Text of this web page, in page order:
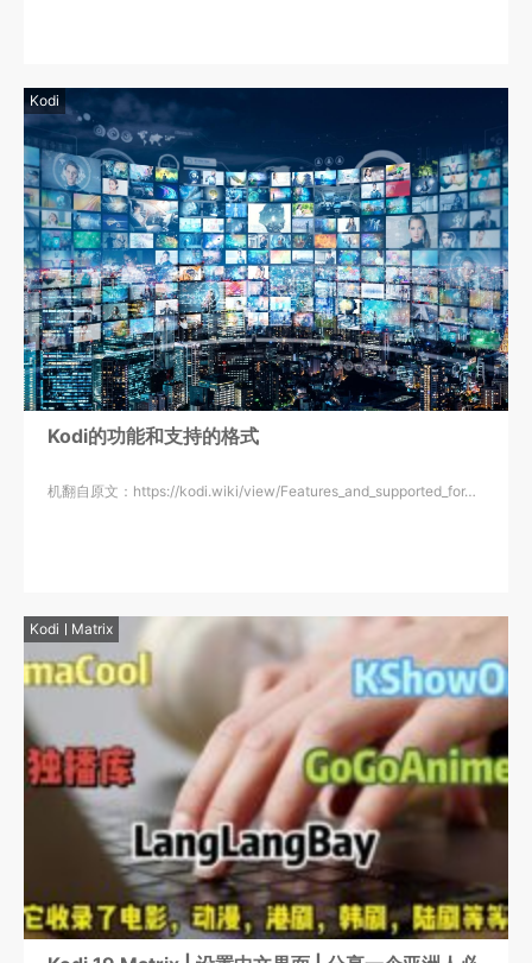
Kodi
Kodi的功能和支持的格式
机翻自原文：https://kodi.wiki/view/Features_and_supported_for…
Kodi Matrix